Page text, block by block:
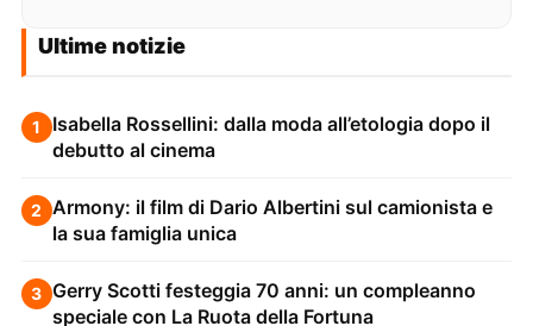
Ultime notizie
1
Isabella Rossellini: dalla moda all’etologia dopo il
debutto al cinema
2 Armony: il film di Dario Albertini sul camionista e
la sua famiglia unica
3 Gerry Scotti festeggia 70 anni: un compleanno
speciale con La Ruota della Fortuna